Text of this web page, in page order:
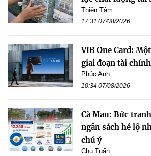
Thiên Tâm
17:31 07/08/2026
VIB One Card:
giai đoạn tài chính
Phúc Anh
10:34 07/08/2026
Cà Mau: Bức
ngân sách hé lộ
chú ý
Chu Tuấn